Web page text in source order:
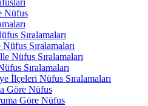
Nüfus
Sıralamaları
Sıralamaları
Nüfus Sıralamaları
Sıralamaları
İlçeleri Nüfus Sıralamaları
Göre Nüfus
Göre Nüfus